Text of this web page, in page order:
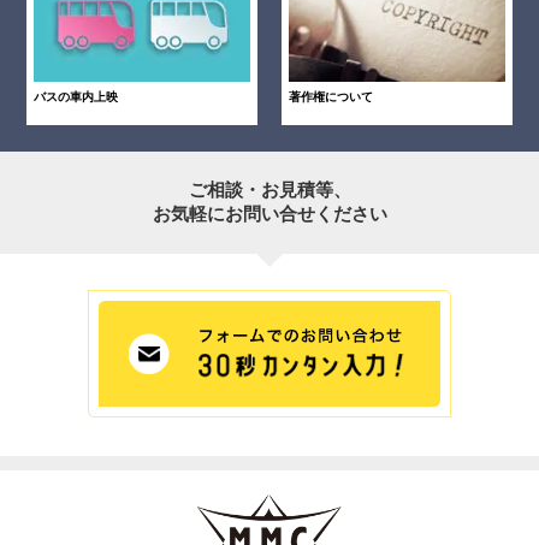
バスの車内上映 著作権について
ご相談・お見積等、
お気軽にお問い合せください